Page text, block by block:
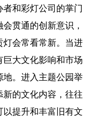
和彩灯公司的掌门
贯通的创新意识，
灯会常看常新。当进
巨大文化影响和市场
。进入主题公园举
的文化内容，往往
提升和丰富旧有文